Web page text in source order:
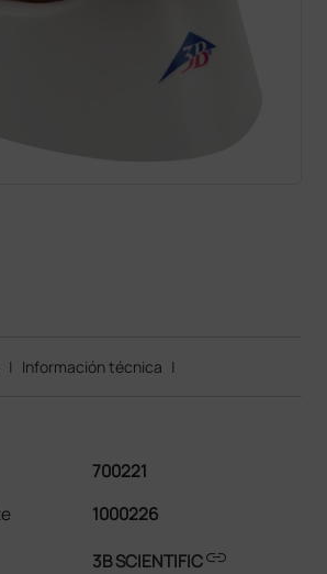
| Información técnica |
700221
1000226
3B SCIENTIFIClink